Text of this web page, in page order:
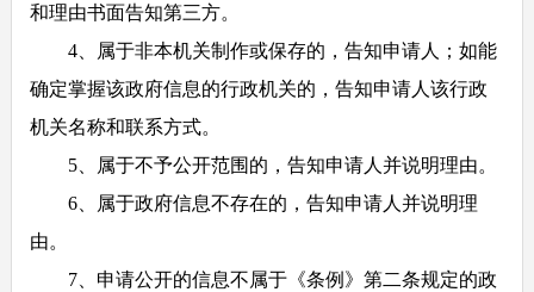
和理由书面告知第三方。
4、属于非本机关制作或保存的，告知申请人；如能
确定掌握该政府信息的行政机关的，告知申请人该行政
机关名称和联系方式。
5、属于不予公开范围的，告知申请人并说明理由。
6、属于政府信息不存在的，告知申请人并说明理
由。
7、申请公开的信息不属于《条例》第二条规定的政